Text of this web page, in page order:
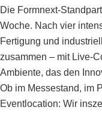
Die Formnext-
Woche. Nach vier
Fertigung und
zusammen – mit Live-
Ambiente, das den
Ob im Messestand, im
Eventlocation: Wir